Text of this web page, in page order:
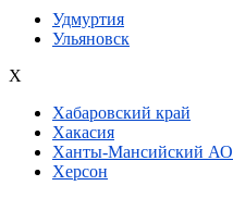
Удмуртия
Ульяновск
Х
Хабаровский край
Хакасия
Ханты-Мансийский АО
Херсон